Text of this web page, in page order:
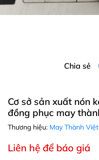
Chia sẻ
Cơ sở sản xuất nón
đồng phục may
Thương hiệu: May Thành Việt
Liên hệ để báo giá